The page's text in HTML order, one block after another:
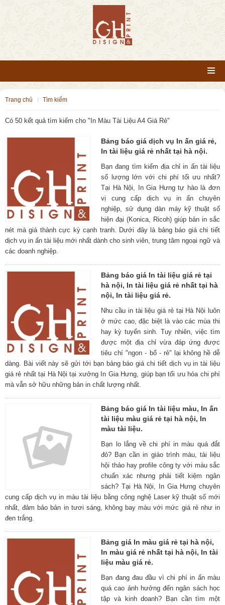
trang chủ tìm kiếm
Có 50 kết quả tìm kiếm cho " In Màu Tài Liệu A4 Giá Rẻ"
Bảng báo giá dịch vụ In ấn giá rẻ,
In tài liệu giá rẻ nhất tại hà nội.
Bạn đang tìm kiếm địa chỉ in ấn tài liệu
số lượng lớn với chi phí tối ưu nhất?
Tại Hà Nội, In Gia Hưng tự hào là đơn
vị cung cấp dịch vụ in ấn chuyên
nghiệp, sử dụng dàn máy kỹ thuật số
hiện đại (Konica, Ricoh) giúp bản in sắc
nét mà giá thành cực kỳ cạnh tranh. Dưới đây là bảng báo giá chi tiết
dịch vụ in ấn tài liệu mới nhất dành cho sinh viên, trung tâm ngoại ngữ và
các doanh nghiệp.
Bảng báo giá In tài liệu giá rẻ tại
hà nội, In tài liệu giá rẻ nhất tại hà
nội, In tài liệu giá rẻ.
Nhu cầu in tài liệu giá rẻ tại Hà Nội luôn
ở mức cao, đặc biệt là vào các mùa thi
hay kỳ tuyển sinh. Tuy nhiên, việc tìm
được một địa chỉ vừa đáp ứng được
tiêu chí "ngon - bổ - rẻ" lại không hề dễ
dàng. Bài viết này sẽ gửi tới bạn bảng báo giá chi tiết dịch vụ in tài liệu
giá rẻ nhất tại Hà Nội tại xưởng In Gia Hưng, giúp bạn tối ưu hóa chi phí
mà vẫn sở hữu những bản in chất lượng nhất.
Bảng báo giá In tài liệu màu, In ấn
tài liệu màu giá rẻ tại hà nội, In
màu tài liệu.
Bạn lo lắng về chi phí in màu quá đắt
đỏ? Bạn cần in giáo trình màu, tài liệu
hội thảo hay profile công ty với màu sắc
chuẩn xác nhưng phải tiết kiệm ngân
sách? Tại Hà Nội, In Gia Hưng chuyên
cung cấp dịch vụ in màu tài liệu bằng công nghệ Laser kỹ thuật số mới
nhất, đảm bảo bản in tươi sáng, không bay màu với mức giá rẻ như in
đen trắng.
Bảng giá In màu giá rẻ tại hà nội,
In màu giá rẻ nhất tại hà nội, In tài
liệu màu giá rẻ.
Bạn đang đau đầu vì chi phí in ấn màu
quá cao ảnh hưởng đến ngân sách học
tập và kinh doanh? Bạn cần tìm một